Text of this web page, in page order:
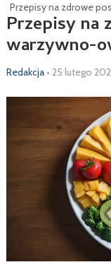
Przepisy na zdrowe
Przepisy na
warzywno-
Redakcja • 25 lutego